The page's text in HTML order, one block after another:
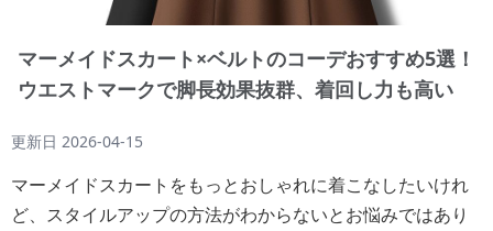
マーメイドスカート×ベルトのコーデおすすめ5選！
ウエストマークで脚長効果抜群、着回し力も高い
更新日 2026-04-15
マーメイドスカートをもっとおしゃれに着こなしたいけれ
ど、スタイルアップの方法がわからないとお悩みではあり